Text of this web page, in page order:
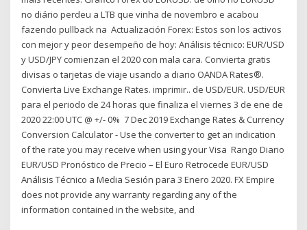
no diário perdeu a LTB que vinha de novembro e acabou
fazendo pullback na Actualización Forex: Estos son los activos
con mejor y peor desempeño de hoy: Análisis técnico: EUR/USD
y USD/JPY comienzan el 2020 con mala cara. Convierta gratis
divisas o tarjetas de viaje usando a diario OANDA Rates®.
Convierta Live Exchange Rates. imprimir.. de USD/EUR. USD/EUR
para el periodo de 24 horas que finaliza el viernes 3 de ene de
2020 22:00 UTC @ +/- 0% 7 Dec 2019 Exchange Rates & Currency
Conversion Calculator - Use the converter to get an indication
of the rate you may receive when using your Visa Rango Diario
EUR/USD Pronóstico de Precio – El Euro Retrocede EUR/USD
Análisis Técnico a Media Sesión para 3 Enero 2020. FX Empire
does not provide any warranty regarding any of the
information contained in the website, and